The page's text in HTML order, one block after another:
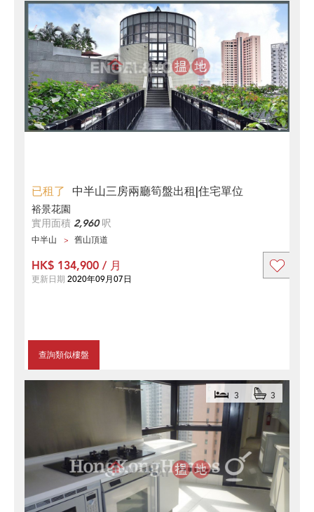
已租了 中半山三房兩廳筍盤出租|住宅單位
裕景花園
實用面積 2,960呎
中半山 舊山頂道
查詢類似樓盤
HK$ 134,900 / 月
更新日期 2020年09月07日
3 3